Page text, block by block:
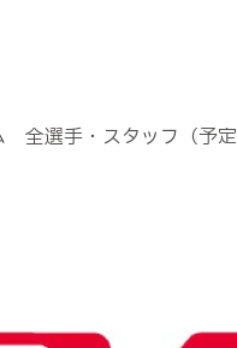
全選手・スタッフ（予定